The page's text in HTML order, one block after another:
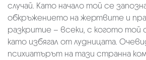
случай. Като начало той се
обкръжението на жертвите и
разкритие – всеки, с когото той
като избягал от лудницата.
психиатърът на тази странна